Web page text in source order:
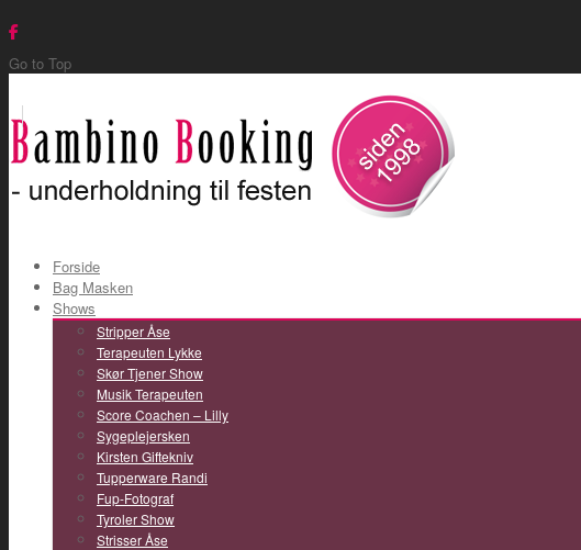
Go to Top
Forside
Bag Masken
Shows
Stripper Åse
Terapeuten Lykke
Skør Tjener Show
Musik Terapeuten
Score Coachen – Lilly
Sygeplejersken
Kirsten Giftekniv
Tupperware Randi
Fup-Fotograf
Tyroler Show
Strisser Åse